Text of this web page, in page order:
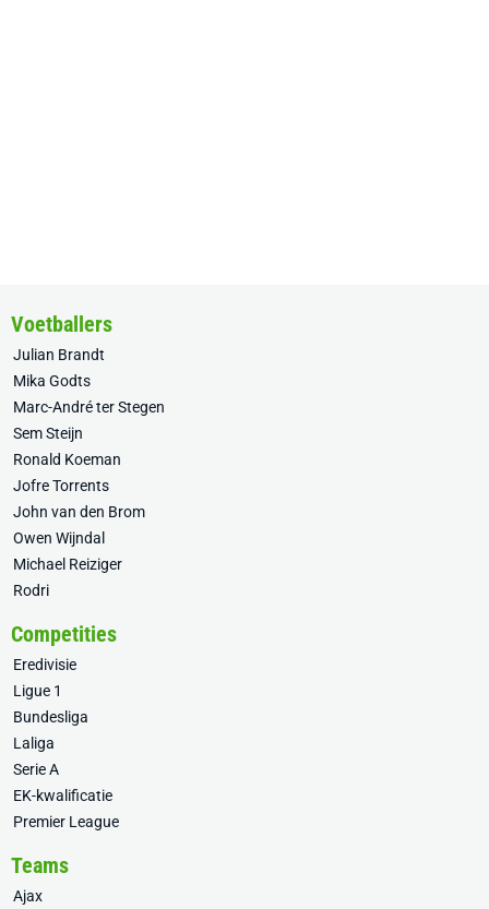
Voetballers
Julian Brandt
Mika Godts
Marc-André ter Stegen
Sem Steijn
Ronald Koeman
Jofre Torrents
John van den Brom
Owen Wijndal
Michael Reiziger
Rodri
Competities
Eredivisie
Ligue 1
Bundesliga
Laliga
Serie A
EK-kwalificatie
Premier League
Teams
Ajax